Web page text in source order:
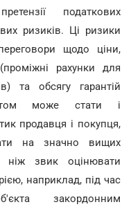
податкових
ризиків. Ці ризики
щодо ціни,
рахунки для
та обсягу гарантій
може стати і
продавця і покупця,
на значно вищих
ніж звик оцінювати
наприклад, під час
закордонним